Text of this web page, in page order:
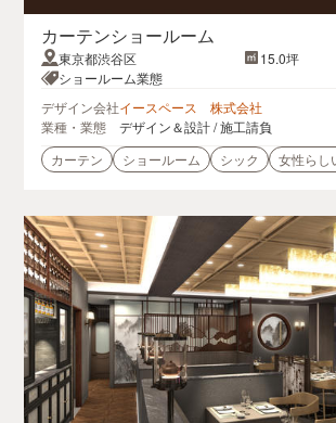
カーテンショールーム
東京都渋谷区
15.0坪
ショールーム業態
デザイン会社イースペース 株式会社
業種・業態
デザイン＆設計 / 施工請負
カーテン
ショールーム シック 女性らし